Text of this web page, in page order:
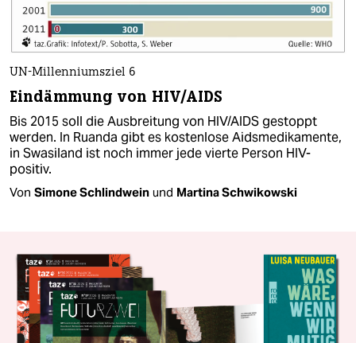
UN-Millenniumsziel 6
Eindämmung von HIV/AIDS
Bis 2015 soll die Ausbreitung von HIV/AIDS gestoppt
werden. In Ruanda gibt es kostenlose Aidsmedikamente,
in Swasiland ist noch immer jede vierte Person HIV-
positiv.
Von Simone Schlindwein und Martina Schwikowski